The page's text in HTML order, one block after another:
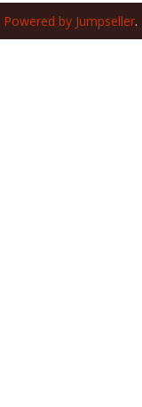
Powered by Jumpseller.